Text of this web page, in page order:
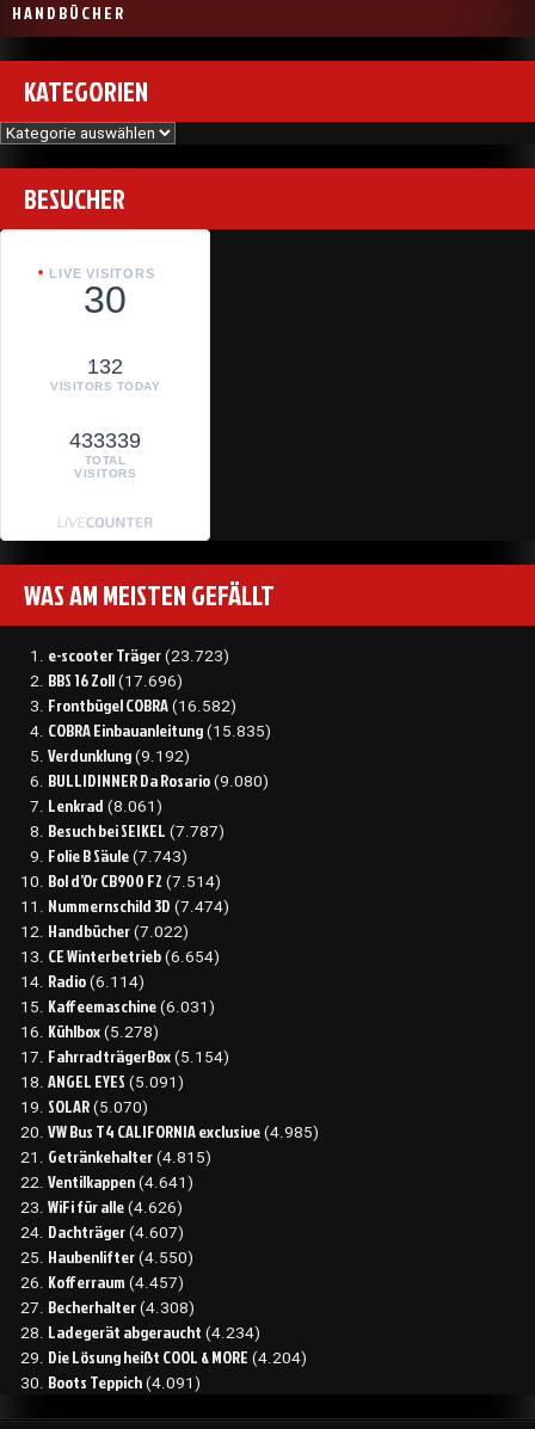
H A N D B Ü C H E R
KATEGORIEN
Kategorien
BESUCHER
LIVE VISITORS
30
132
VISITORS TODAY
433339
TOTAL
VISITORS
WAS AM MEISTEN GEFÄLLT
e-scooter Träger (23.723)
BBS 16 Zoll (17.696)
Frontbügel COBRA (16.582)
COBRA Einbauanleitung (15.835)
Verdunklung (9.192)
BULLIDINNER Da Rosario (9.080)
Lenkrad (8.061)
Besuch bei SEIKEL (7.787)
Folie B Säule (7.743)
Bol d’Or CB900 F2 (7.514)
Nummernschild 3D (7.474)
Handbücher (7.022)
CE Winterbetrieb (6.654)
Radio (6.114)
Kaffeemaschine (6.031)
Kühlbox (5.278)
FahrradträgerBox (5.154)
ANGEL EYES (5.091)
SOLAR (5.070)
VW Bus T4 CALIFORNIA exclusive (4.985)
Getränkehalter (4.815)
Ventilkappen (4.641)
WiFi für alle (4.626)
Dachträger (4.607)
Haubenlifter (4.550)
Kofferraum (4.457)
Becherhalter (4.308)
Ladegerät abgeraucht (4.234)
Die Lösung heißt COOL & MORE (4.204)
Boots Teppich (4.091)